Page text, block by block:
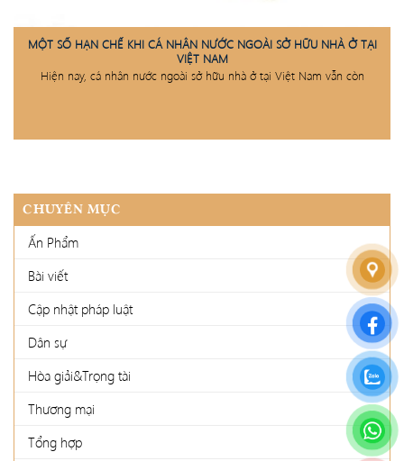
MỘT SỐ HẠN CHẾ KHI CÁ NHÂN NƯỚC NGOÀI SỞ HỮU NHÀ Ở TẠI
VIỆT NAM
Hiện nay, cá nhân nước ngoài sở hữu nhà ở tại Việt Nam vẫn còn
CHUYÊN MỤC
Ấn Phẩm
Bài viết
Cập nhật pháp luật
Dân sự
Hòa giải&Trọng tài
Thương mại
Tổng hợp